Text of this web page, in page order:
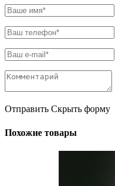
Отправить Скрыть форму
Похожие товары